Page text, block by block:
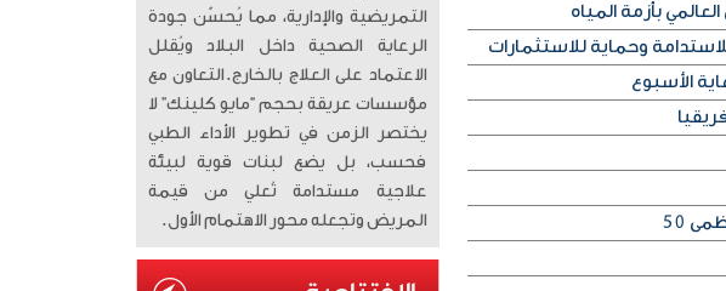
بأزمة المياه
وحماية للاستثمارات
الأسبوع
50
التمريضية والإدارية، مما يُحسّن جودة
الرعاية الصحية داخل البلاد ويُقلل
الاعتماد على العلاج بالخارج. ​التعاون مع
مؤسسات عريقة بحجم “مايو كلينك” لا
يختصر الزمن في تطوير الأداء الطبي
فحسب، بل يضع لبنات قوية لبيئة
علاجية مستدامة تُعلي من قيمة
المريض وتجعله محور الاهتمام الأول.